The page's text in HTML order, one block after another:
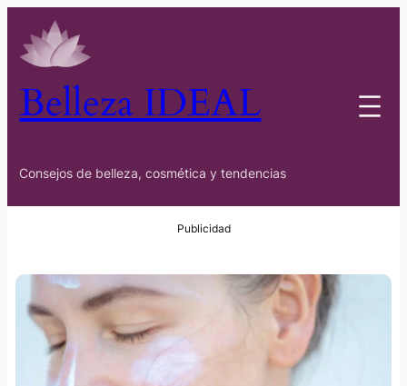
Belleza IDEAL
Consejos de belleza, cosmética y tendencias